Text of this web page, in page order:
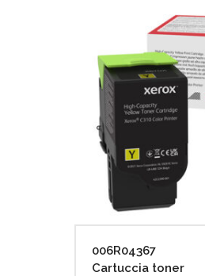
006R04367
Cartuccia toner